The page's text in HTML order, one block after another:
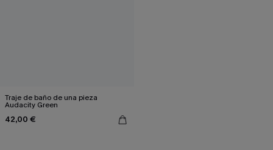
Traje de baño de una pieza
Audacity Green
42,00 €